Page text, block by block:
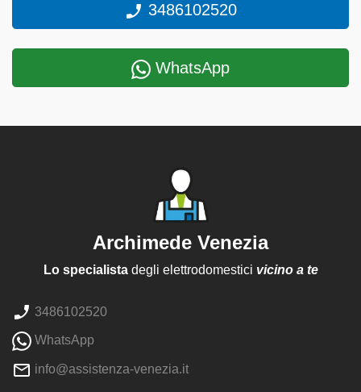
3486102520
WhatsApp
Archimede Venezia
Lo specialistadegli elettrodomestici vicino a te
3486102520
WhatsApp
info@assistenza-venezia.it